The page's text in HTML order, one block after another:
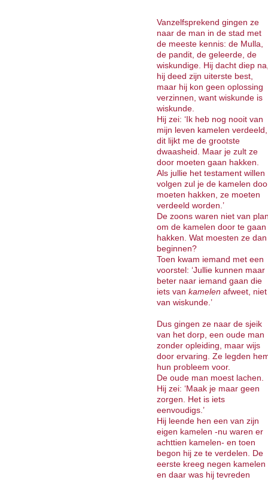
Vanzelfsprekend gingen ze
naar de man in de stad met
de meeste kennis: de Mulla,
de pandit, de geleerde, de
wiskundige. Hij dacht diep
hij deed zijn uiterste best,
maar hij kon geen oplossing
verzinnen, want wiskunde is
wiskunde.
Hij zei: ‘Ik heb nog nooit van
mijn leven kamelen verdeeld,
dit lijkt me de grootste
dwaasheid. Maar je zult ze
door moeten gaan hakken.
Als jullie het testament willen
volgen zul je de kamelen
moeten hakken, ze moeten
verdeeld worden.’
De zoons waren niet van
om de kamelen door te gaan
hakken. Wat moesten ze dan
beginnen?
Toen kwam iemand met een
voorstel: ‘Jullie kunnen maar
beter naar iemand gaan die
iets van kamelen afweet, niet
van wiskunde.’
Dus gingen ze naar de sjeik
van het dorp, een oude man
zonder opleiding, maar wijs
door ervaring. Ze legden
hun probleem voor.
De oude man moest lachen.
Hij zei: ‘Maak je maar geen
zorgen. Het is iets
eenvoudigs.’
Hij leende hen een van zijn
eigen kamelen -nu waren er
achttien kamelen- en toen
begon hij ze te verdelen. De
eerste kreeg negen kamelen
en daar was hij tevreden